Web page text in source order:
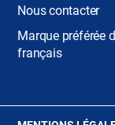
Nous contacter
Marque préférée
français